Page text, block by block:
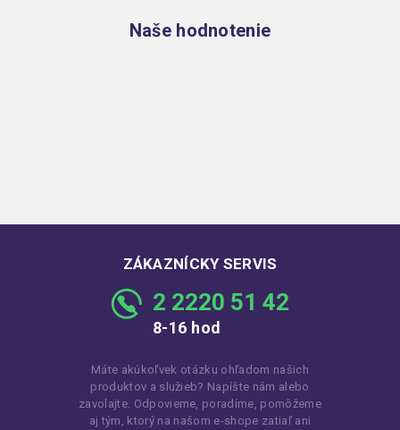
Naše hodnotenie
ZÁKAZNÍCKY SERVIS
2 2220 51 42
8-16 hod
Máte akúkoľvek otázku ohľadom našich
produktov a služieb? Napíšte nám alebo
zavolajte. Odpovieme, poradíme, pomôžeme
aj tým, ktorý na našom e-shope zatiaľ ani